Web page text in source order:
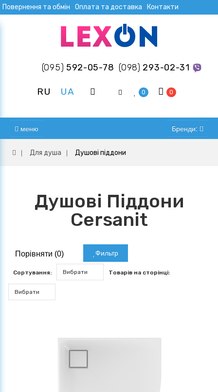
Повернення та обмін Оплата та доставка Контакти
(095) 592-05-78 (098) 293-02-31
RU UA 0 0
меню Бренди:
Для душа Душові піддони
Душові Піддони
Cersanit
Порівняти (0) Фильтр
Сортування: Вибрати Товарів на сторінці:
Вибрати